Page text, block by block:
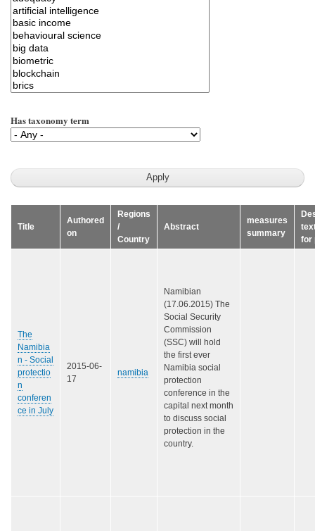
Has taxonomy term
Title
Authored
on
Regions
/
Country
Abstract
measures
summary
for
The
Namibia
n - Social
protectio
n
conferen
ce in July
2015-06-
17
namibia
Namibian
(17.06.2015) The
Social Security
Commission
(SSC) will hold
the first ever
Namibia social
protection
conference in the
capital next month
to discuss social
protection in the
country.